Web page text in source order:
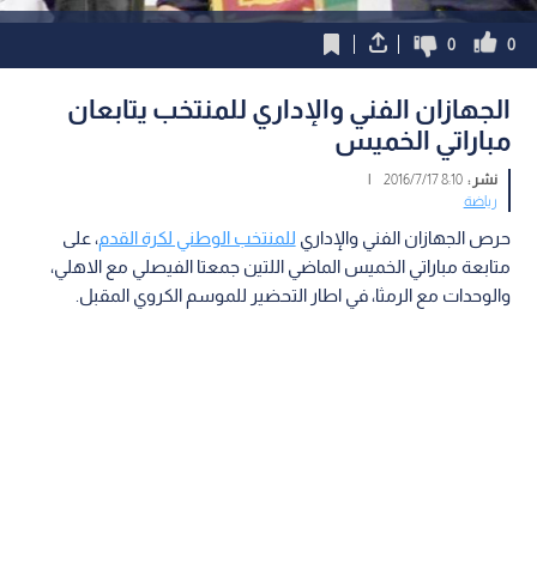
0
0
الجهازان الفني والإداري للمنتخب يتابعان
مباراتي الخميس
نشر :8:10 2016/7/17
|
رياضة
حرص الجهازان الفني والإداري للمنتخب الوطني لكرة القدم، على
متابعة مباراتي الخميس الماضي اللتين جمعتا الفيصلي مع الاهلي،
والوحدات مع الرمثا، في اطار التحضير للموسم الكروي المقبل.